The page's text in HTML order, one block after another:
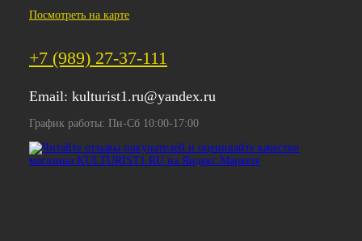
Посмотреть на карте
+7 (989) 27-37-111
Email: kulturist1.ru@yandex.ru
График работы: Пн-Сб 10:00-17:00